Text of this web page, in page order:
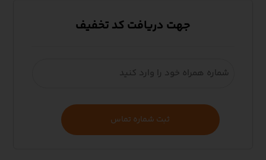
جهت دریافت کد تخفیف